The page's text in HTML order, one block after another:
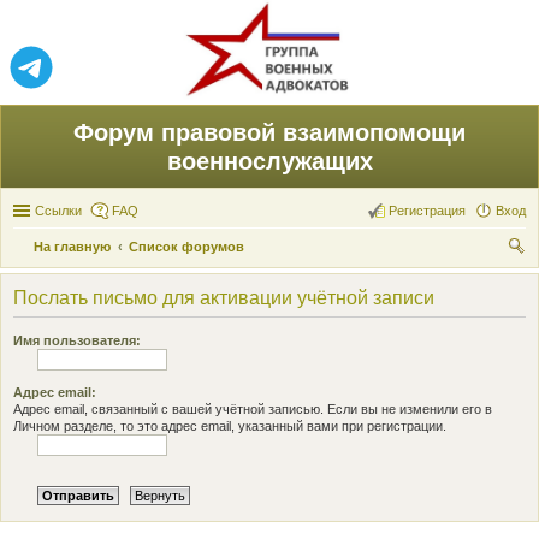
Форум правовой взаимопомощи
военнослужащих
Ссылки FAQ Вход
Регистрация
На главную
Список форумов
ои
Послать письмо для активации учётной записи
Имя пользователя:
Адрес email:
Адрес email, связанный с вашей учётной записью. Если вы не изменили его в
Личном разделе, то это адрес email, указанный вами при регистрации.